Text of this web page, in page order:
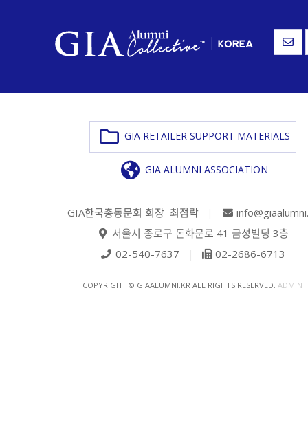
GIA RETAILER SUPPORT MATERIALS
GIA ALUMNI ASSOCIATION
GIA한국총동문회 회장 최점락
서울시 종로구 돈화문로 41 금성빌딩 3층
02-540-7637
02-2686-6713
COPYRIGHT © GIAALUMNI.KR ALL RIGHTS RESERVED. ADMIN